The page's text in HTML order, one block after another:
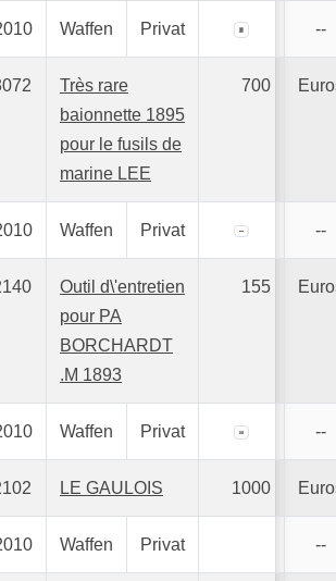
Waffen Privat --
Très rare
baionnette 1895
pour le fusils de
marine LEE
700
Waffen Privat --
Outil d\'entretien
pour PA
BORCHARDT
.M 1893
155
Waffen Privat --
LE GAULOIS 1000
Waffen Privat --